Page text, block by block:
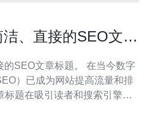
、直接的SEO文章
章标题。 在当今数字
）已成为网站提高流量和排
题在吸引读者和搜索引擎关